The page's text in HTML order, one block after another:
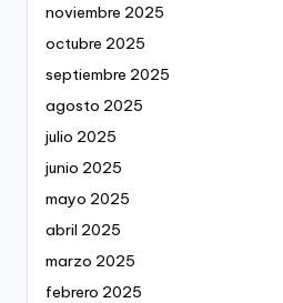
noviembre 2025
octubre 2025
septiembre 2025
agosto 2025
julio 2025
junio 2025
mayo 2025
abril 2025
marzo 2025
febrero 2025